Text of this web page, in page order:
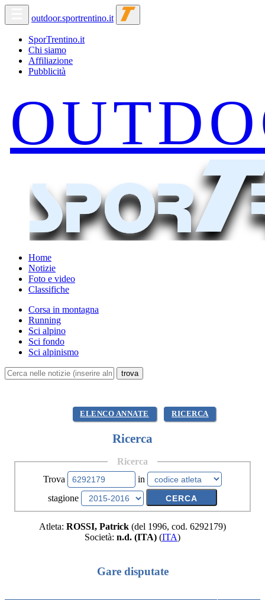
outdoor.sportrentino.it
SporTrentino.it
Chi siamo
Affiliazione
Pubblicità
Home
Notizie
Foto e video
Classifiche
Corsa in montagna
Running
Sci alpino
Sci fondo
Sci alpinismo
ELENCO ANNATE RICERCA
Ricerca
Ricerca
Trova
in
stagione
Atleta: ROSSI, Patrick (del 1996, cod. 6292179)
Società: n.d. (ITA) (ITA)
Gare disputate